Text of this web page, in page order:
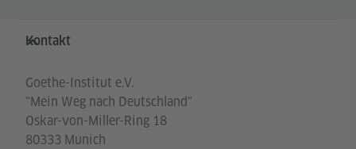
Service- und Informationsbereich
Kontakt
Goethe-Institut e.V.
"Mein Weg nach Deutschland"
Oskar-von-Miller-Ring 18
80333 Munich